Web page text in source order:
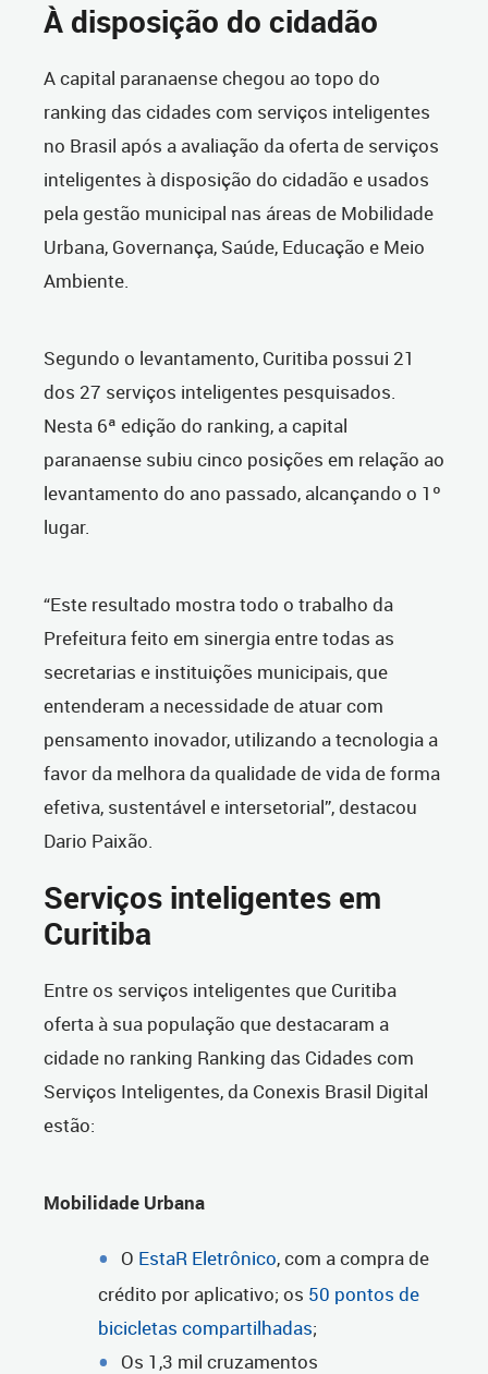
À disposição do cidadão
A capital paranaense chegou ao topo do
ranking das cidades com serviços inteligentes
no Brasil após a avaliação da oferta de serviços
inteligentes à disposição do cidadão e usados
pela gestão municipal nas áreas de Mobilidade
Urbana, Governança, Saúde, Educação e Meio
Ambiente.
Segundo o levantamento, Curitiba possui 21
dos 27 serviços inteligentes pesquisados.
Nesta 6ª edição do ranking, a capital
paranaense subiu cinco posições em relação ao
levantamento do ano passado, alcançando o 1º
lugar.
“Este resultado mostra todo o trabalho da
Prefeitura feito em sinergia entre todas as
secretarias e instituições municipais, que
entenderam a necessidade de atuar com
pensamento inovador, utilizando a tecnologia a
favor da melhora da qualidade de vida de forma
efetiva, sustentável e intersetorial”, destacou
Dario Paixão.
Serviços inteligentes em
Curitiba
Entre os serviços inteligentes que Curitiba
oferta à sua população que destacaram a
cidade no ranking Ranking das Cidades com
Serviços Inteligentes, da Conexis Brasil Digital
estão:
Mobilidade Urbana
O EstaR Eletrônico, com a compra de
crédito por aplicativo; os 50 pontos de
bicicletas compartilhadas;
Os 1,3 mil cruzamentos